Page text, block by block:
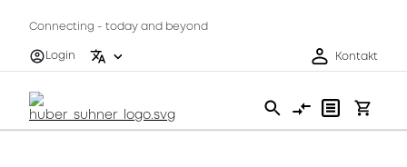
Connecting - today and beyond
Login
Kontakt